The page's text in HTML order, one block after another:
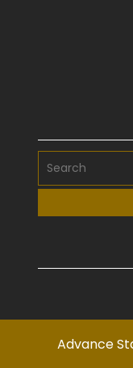
Advance